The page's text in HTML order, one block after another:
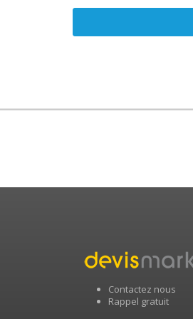
Contactez nous
Rappel gratuit